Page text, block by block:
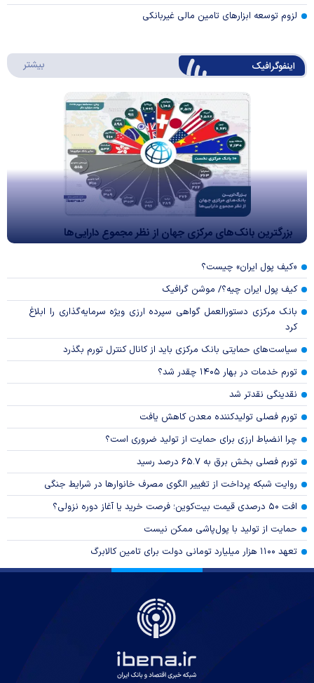
لزوم توسعه ابزارهای تامین مالی غیربانکی
اینفوگرافیک بیشتر
بزرگترین بانک‌های مرکزی جهان از نظر مجموع دارایی‌ها
«کیف پول ایران» چیست؟
کیف پول ایران چیه؟/ موشن گرافیک
بانک مرکزی دستورالعمل گواهی سپرده ارزی ویژه سرمایه‌گذاری را ابلاغ
کرد
سیاست‌های حمایتی بانک مرکزی باید از کانال کنترل تورم بگذرد
تورم خدمات در بهار ۱۴۰۵ چقدر شد؟
نقدینگی نقدتر شد
تورم فصلی تولیدکننده معدن کاهش یافت
چرا انضباط ارزی برای حمایت از تولید ضروری است؟
تورم فصلی بخش برق به ۶۵.۷ درصد رسید
روایت شبکه پرداخت از تغییر الگوی مصرف خانوار‌ها در شرایط جنگی
افت ۵۰ درصدی قیمت بیت‌کوین؛ فرصت خرید یا آغاز دوره نزولی؟
حمایت از تولید با پول‌پاشی ممکن نیست
تعهد ۱۱۰۰ هزار میلیارد تومانی دولت برای تامین کالابرگ